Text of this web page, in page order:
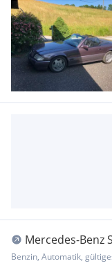
Mercedes-Benz
// VOLL // TOP
Benzin, Automatik,